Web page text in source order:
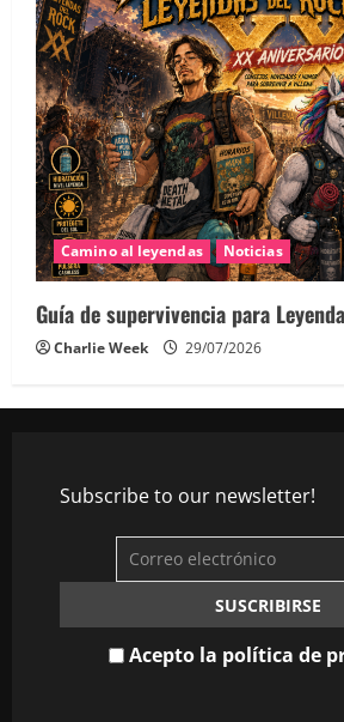
Camino al leyendas Noticias
Guía de supervivencia para
Charlie Week 29/07/2026
Subscribe to our newsletter!
Acepto la política de